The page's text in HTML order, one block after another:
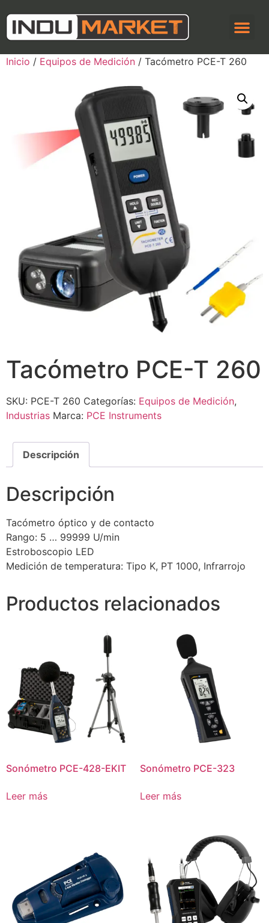
Inicio / Equipos de Medición / Tacómetro PCE-T 260
Tacómetro PCE-T 260
SKU: PCE-T 260 Categorías: Equipos de Medición,
Industrias Marca: PCE Instruments
Descripción
Descripción
Tacómetro óptico y de contacto
Rango: 5 … 99999 U/min
Estroboscopio LED
Medición de temperatura: Tipo K, PT 1000, Infrarrojo
Productos relacionados
Sonómetro PCE-428-EKIT
Leer más
Sonómetro PCE-323
Leer más